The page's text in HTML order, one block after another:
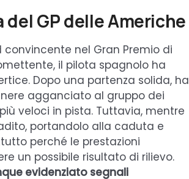
GP delle Americhe
nel Gran Premio di
il pilota spagnolo ha
Dopo una partenza solida, ha
agganciato al gruppo dei
veloci in pista. Tuttavia, mentre
portandolo alla caduta e
perché le prestazioni
un possibile risultato di rilievo.
evidenziato segnali